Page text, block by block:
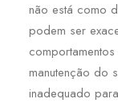
não está como
podem ser
manutenção do
inadequado